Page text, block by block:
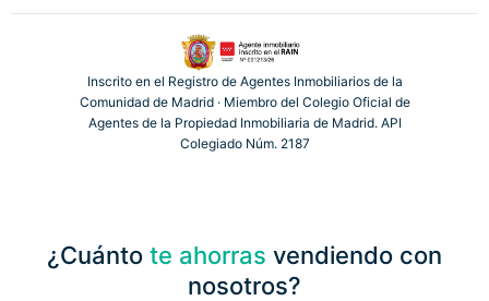
Inscrito en el Registro de Agentes Inmobiliarios de la
Comunidad de Madrid · Miembro del Colegio Oficial de
Agentes de la Propiedad Inmobiliaria de Madrid. API
Colegiado Núm. 2187
¿Cuánto te ahorras vendiendo con
nosotros?